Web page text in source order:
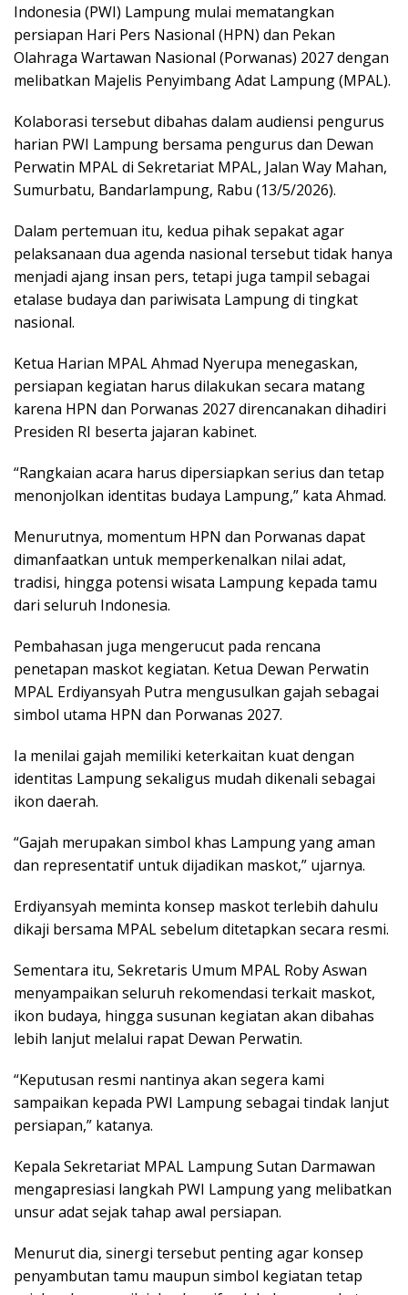
Indonesia (PWI) Lampung mulai mematangkan
persiapan Hari Pers Nasional (HPN) dan Pekan
Olahraga Wartawan Nasional (Porwanas) 2027 dengan
melibatkan Majelis Penyimbang Adat Lampung (MPAL).
Kolaborasi tersebut dibahas dalam audiensi pengurus
harian PWI Lampung bersama pengurus dan Dewan
Perwatin MPAL di Sekretariat MPAL, Jalan Way Mahan,
Sumurbatu, Bandarlampung, Rabu (13/5/2026).
Dalam pertemuan itu, kedua pihak sepakat agar
pelaksanaan dua agenda nasional tersebut tidak hanya
menjadi ajang insan pers, tetapi juga tampil sebagai
etalase budaya dan pariwisata Lampung di tingkat
nasional.
Ketua Harian MPAL Ahmad Nyerupa menegaskan,
persiapan kegiatan harus dilakukan secara matang
karena HPN dan Porwanas 2027 direncanakan dihadiri
Presiden RI beserta jajaran kabinet.
“Rangkaian acara harus dipersiapkan serius dan tetap
menonjolkan identitas budaya Lampung,” kata Ahmad.
Menurutnya, momentum HPN dan Porwanas dapat
dimanfaatkan untuk memperkenalkan nilai adat,
tradisi, hingga potensi wisata Lampung kepada tamu
dari seluruh Indonesia.
Pembahasan juga mengerucut pada rencana
penetapan maskot kegiatan. Ketua Dewan Perwatin
MPAL Erdiyansyah Putra mengusulkan gajah sebagai
simbol utama HPN dan Porwanas 2027.
Ia menilai gajah memiliki keterkaitan kuat dengan
identitas Lampung sekaligus mudah dikenali sebagai
ikon daerah.
“Gajah merupakan simbol khas Lampung yang aman
dan representatif untuk dijadikan maskot,” ujarnya.
Erdiyansyah meminta konsep maskot terlebih dahulu
dikaji bersama MPAL sebelum ditetapkan secara resmi.
Sementara itu, Sekretaris Umum MPAL Roby Aswan
menyampaikan seluruh rekomendasi terkait maskot,
ikon budaya, hingga susunan kegiatan akan dibahas
lebih lanjut melalui rapat Dewan Perwatin.
“Keputusan resmi nantinya akan segera kami
sampaikan kepada PWI Lampung sebagai tindak lanjut
persiapan,” katanya.
Kepala Sekretariat MPAL Lampung Sutan Darmawan
mengapresiasi langkah PWI Lampung yang melibatkan
unsur adat sejak tahap awal persiapan.
Menurut dia, sinergi tersebut penting agar konsep
penyambutan tamu maupun simbol kegiatan tetap